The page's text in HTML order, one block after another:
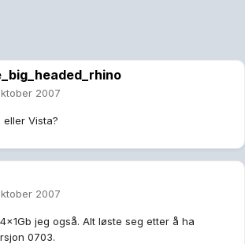
2007
eller Vista?
2007
jeg også. Alt løste seg etter å ha
0703.